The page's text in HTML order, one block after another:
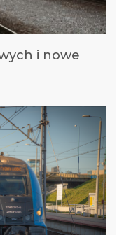
i nowe